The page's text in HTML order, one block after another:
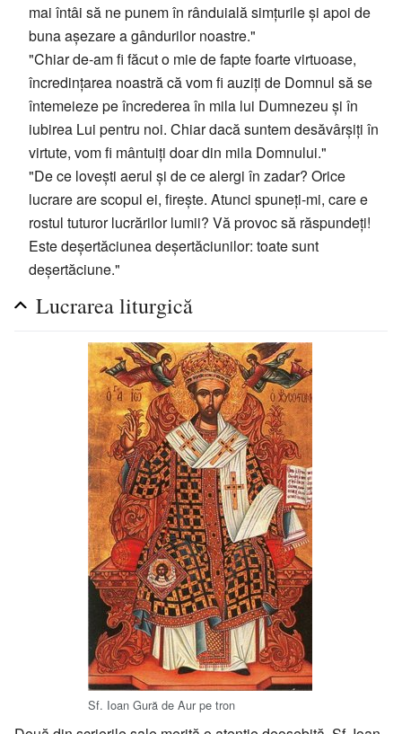
mai întâi să ne punem în rânduială simțurile și apoi de
buna așezare a gândurilor noastre."
"Chiar de-am fi făcut o mie de fapte foarte virtuoase,
încredințarea noastră că vom fi auziți de Domnul să se
întemeieze pe încrederea în mila lui Dumnezeu și în
iubirea Lui pentru noi. Chiar dacă suntem desăvârșiți în
virtute, vom fi mântuiți doar din mila Domnului."
"De ce lovești aerul și de ce alergi în zadar? Orice
lucrare are scopul ei, firește. Atunci spuneți-mi, care e
rostul tuturor lucrărilor lumii? Vă provoc să răspundeți!
Este deșertăciunea deșertăciunilor: toate sunt
deșertăciune."
Lucrarea liturgică
Sf. Ioan Gură de Aur pe tron